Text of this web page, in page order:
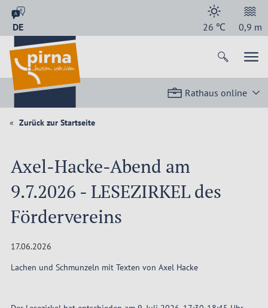
DE 26 ℃ 0,9 m
Rathaus online
Zurück zur Startseite
Axel-Hacke-Abend am
9.7.2026 - LESEZIRKEL des
Fördervereins
17.06.2026
Lachen und Schmunzeln mit Texten von Axel Hacke